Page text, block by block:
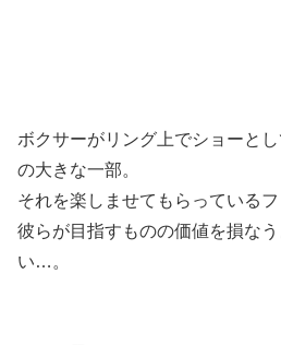
ボクサーがリング上でショーと
の大きな一部。
それを楽しませてもらっている
彼らが目指すものの価値を損な
い…。